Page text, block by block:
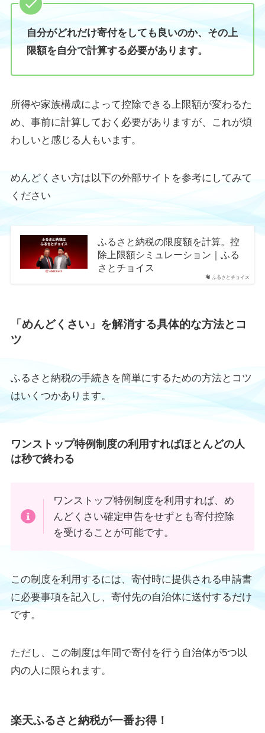
自分がどれだけ寄付をしても良いのか、その上
限額を自分で計算する必要があります。
所得や家族構成によって控除できる上限額が変わるた
め、事前に計算しておく必要がありますが、これが煩
わしいと感じる人もいます。
めんどくさい方は以下の外部サイトを参考にしてみて
ください
ふるさとチョイス
ふるさと納税の限度額を計算。控
除上限額シミュレーション｜ふる
さとチョイス
「めんどくさい」を解消する具体的な方法とコ
ツ
ふるさと納税の手続きを簡単にするための方法とコツ
はいくつかあります。
ワンストップ特例制度の利用すればほとんどの人
は秒で終わる
ワンストップ特例制度を利用すれば、め
んどくさい確定申告をせずとも寄付控除
を受けることが可能です。
この制度を利用するには、寄付時に提供される申請書
に必要事項を記入し、寄付先の自治体に送付するだけ
です。
ただし、この制度は年間で寄付を行う自治体が5つ以
内の人に限られます。
楽天ふるさと納税が一番お得！